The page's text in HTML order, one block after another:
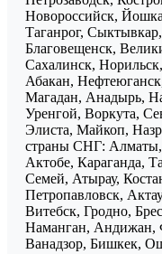
Новороссийск,
Таганрог,
Благовещенск,
Сахалинск,
Абакан,
Магадан, Анадырь,
Уренгой, Воркута,
Элиста, Майкоп,
страны СНГ:
Актобе, Караганда,
Семей, Атырау,
Петропавловск,
Витебск, Гродно,
Наманган, Андижан,
Ванадзор, Бишкек,